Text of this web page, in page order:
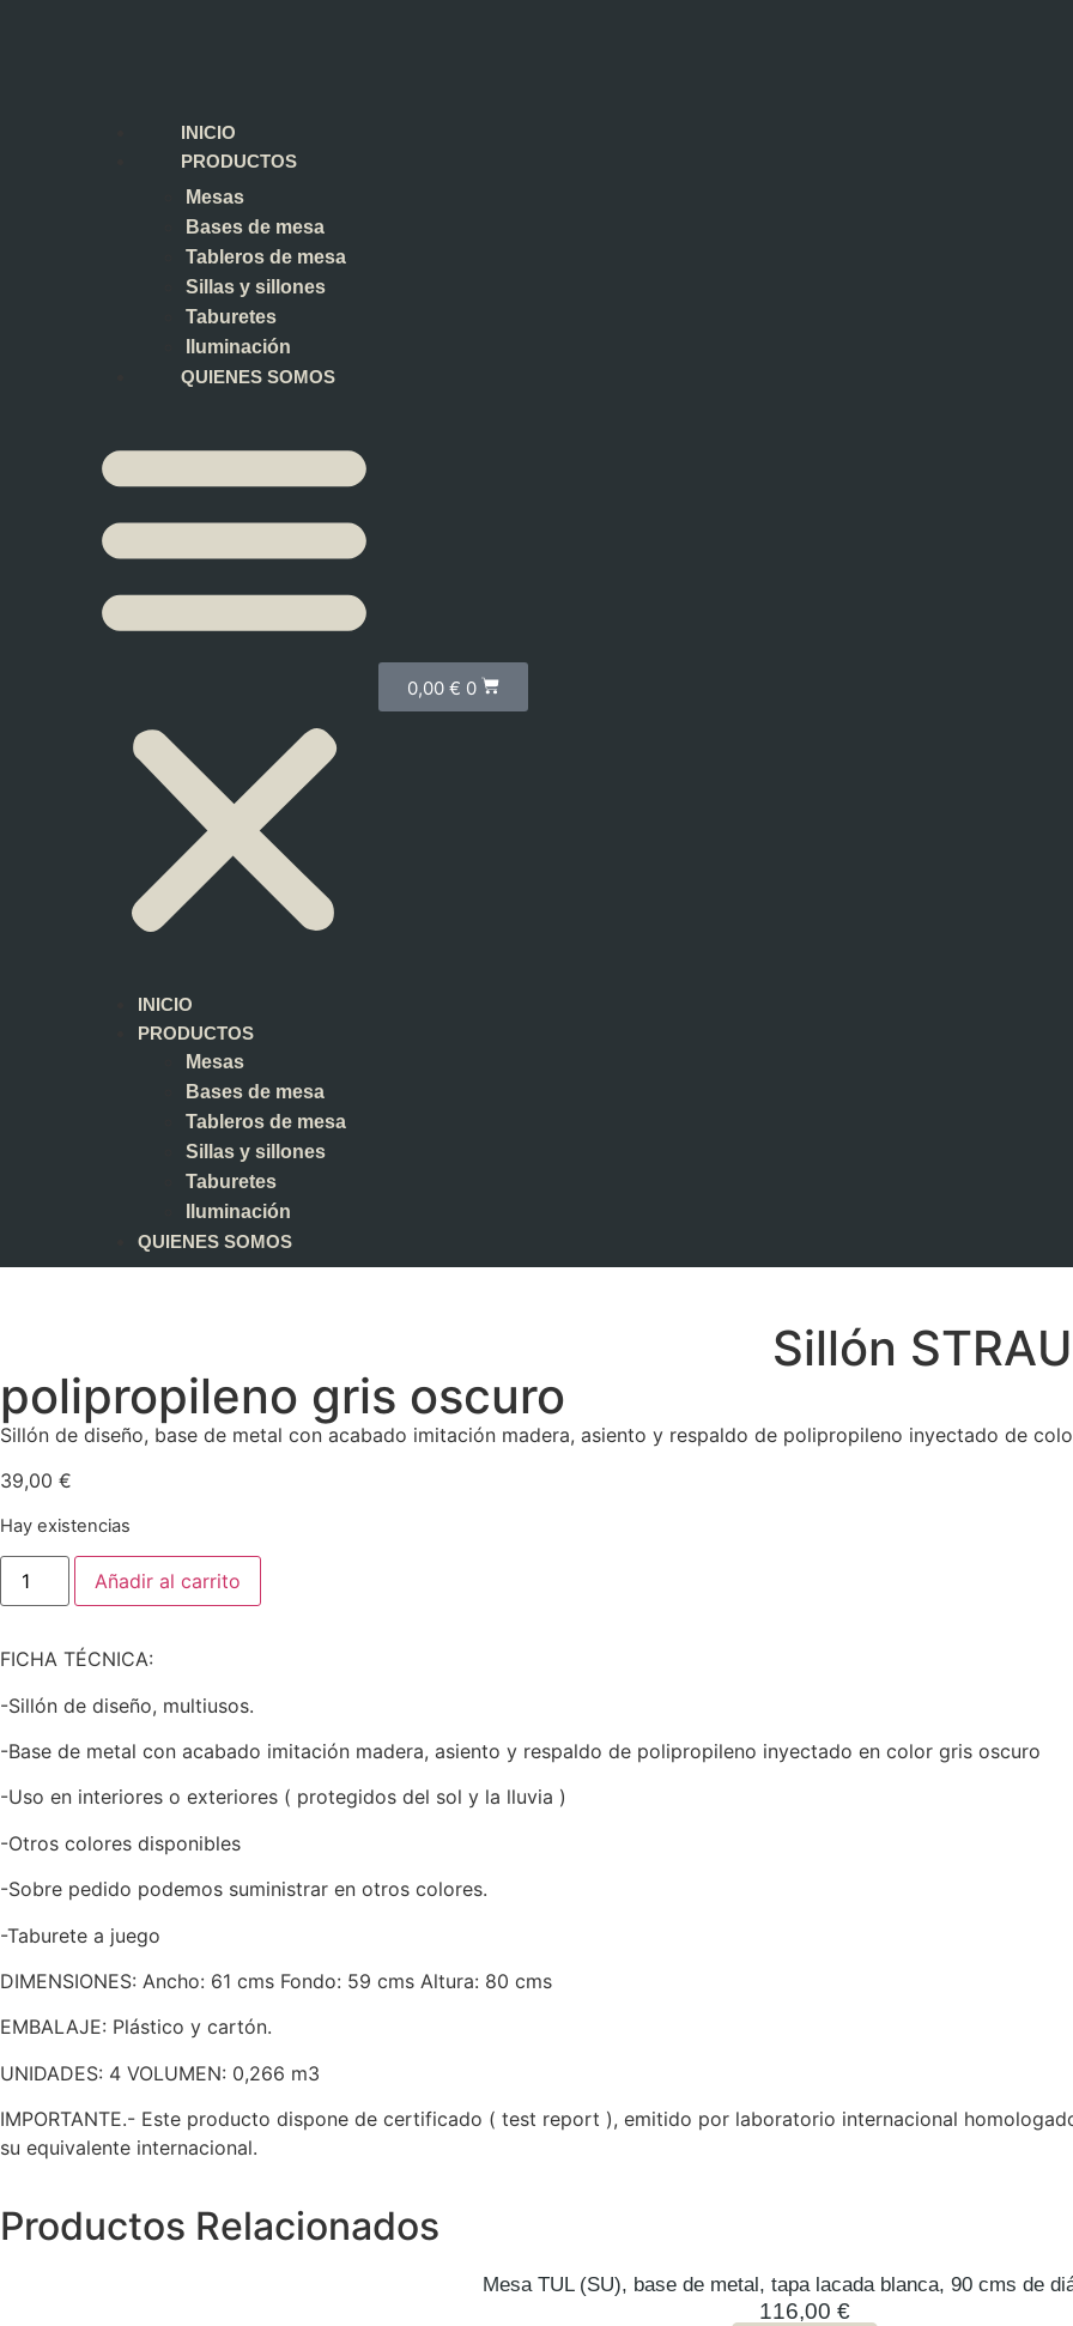
INICIO
PRODUCTOS
Mesas
Bases de mesa
Tableros de mesa
Sillas y sillones
Taburetes
Iluminación
QUIENES SOMOS
INICIO
PRODUCTOS
Mesas
Bases de mesa
Tableros de mesa
Sillas y sillones
Taburetes
Iluminación
QUIENES SOMOS
0,00 € 0
Sillón
polipropileno gris oscuro
Sillón de diseño, base de metal con acabado imitación madera, asiento y respaldo de polipropileno inyectado de
39,00 €
Hay existencias
Añadir al carrito
FICHA TÉCNICA:
-Sillón de diseño, multiusos.
-Base de metal con acabado imitación madera, asiento y respaldo de polipropileno inyectado en color gris oscuro
-Uso en interiores o exteriores ( protegidos del sol y la lluvia )
-Otros colores disponibles
-Sobre pedido podemos suministrar en otros colores.
-Taburete a juego
DIMENSIONES: Ancho: 61 cms Fondo: 59 cms Altura: 80 cms
EMBALAJE: Plástico y cartón.
UNIDADES: 4 VOLUMEN: 0,266 m3
IMPORTANTE.- Este producto dispone de certificado ( test report ), emitido por laboratorio internacional
su equivalente internacional.
Productos Relacionados
Mesa TUL (SU), base de metal, tapa lacada blanca, 90 cms de
116,00 €